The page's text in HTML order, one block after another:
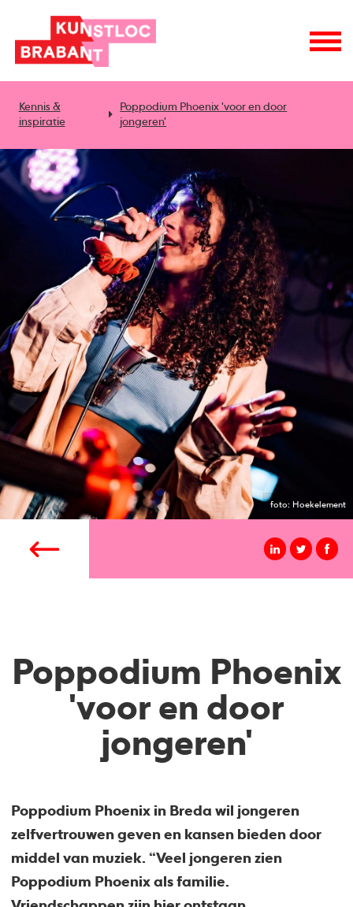
Kennis &
inspiratie
Poppodium Phoenix 'voor en door
jongeren'
foto: Hoekelement
Poppodium Phoenix
'voor en door
jongeren'
Poppodium Phoenix in Breda wil jongeren
zelfvertrouwen geven en kansen bieden door
middel van muziek. “Veel jongeren zien
Poppodium Phoenix als familie.